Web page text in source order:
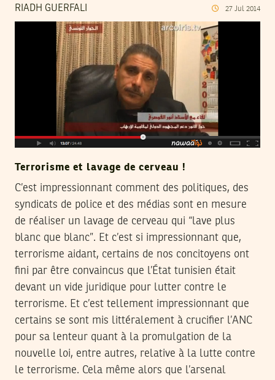
RIADH GUERFALI 27 Jul 2014
Terrorisme et lavage de cerveau !
C’est impressionnant comment des politiques, des
syndicats de police et des médias sont en mesure
de réaliser un lavage de cerveau qui “lave plus
blanc que blanc”. Et c’est si impressionnant que,
terrorisme aidant, certains de nos concitoyens ont
fini par être convaincus que l’État tunisien était
devant un vide juridique pour lutter contre le
terrorisme. Et c’est tellement impressionnant que
certains se sont mis littéralement à crucifier l’ANC
pour sa lenteur quant à la promulgation de la
nouvelle loi, entre autres, relative à la lutte contre
le terrorisme. Cela même alors que l’arsenal